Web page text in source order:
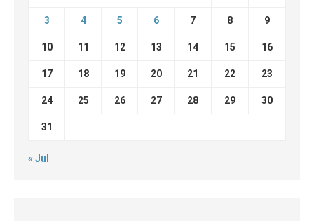
3 4 5 6 7 8 9
10 11 12 13 14 15 16
17 18 19 20 21 22 23
24 25 26 27 28 29 30
31
« Jul